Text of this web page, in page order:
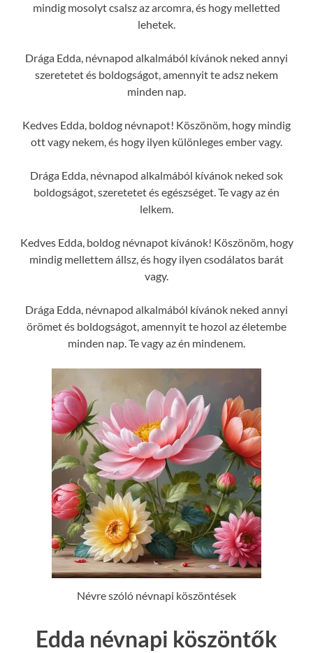
mindig mosolyt csalsz az arcomra, és hogy melletted
lehetek.
Drága Edda, névnapod alkalmából kívánok neked annyi
szeretetet és boldogságot, amennyit te adsz nekem
minden nap.
Kedves Edda, boldog névnapot! Köszönöm, hogy mindig
ott vagy nekem, és hogy ilyen különleges ember vagy.
Drága Edda, névnapod alkalmából kívánok neked sok
boldogságot, szeretetet és egészséget. Te vagy az én
lelkem.
Kedves Edda, boldog névnapot kívánok! Köszönöm, hogy
mindig mellettem állsz, és hogy ilyen csodálatos barát
vagy.
Drága Edda, névnapod alkalmából kívánok neked annyi
örömet és boldogságot, amennyit te hozol az életembe
minden nap. Te vagy az én mindenem.
Névre szóló névnapi köszöntések
Edda névnapi köszöntők